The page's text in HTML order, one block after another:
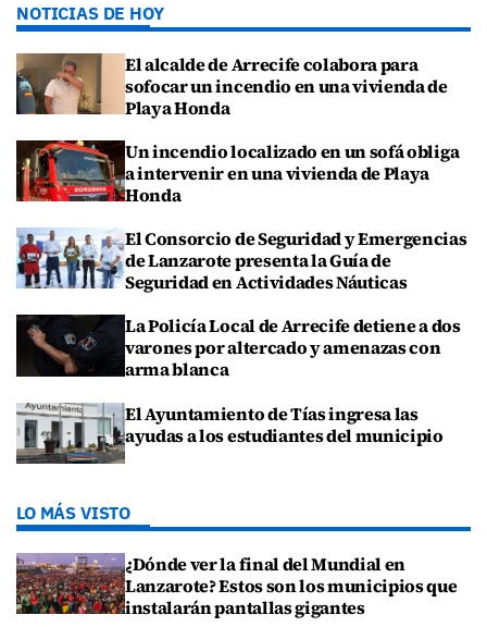
NOTICIAS DE HOY
El alcalde de Arrecife colabora para
sofocar un incendio en una vivienda de
Playa Honda
Un incendio localizado en un sofá obliga
a intervenir en una vivienda de Playa
Honda
El Consorcio de Seguridad y Emergencias
de Lanzarote presenta la Guía de
Seguridad en Actividades Náuticas
La Policía Local de Arrecife detiene a dos
varones por altercado y amenazas con
arma blanca
El Ayuntamiento de Tías ingresa las
ayudas a los estudiantes del municipio
LO MÁS VISTO
¿Dónde ver la final del Mundial en
Lanzarote? Estos son los municipios que
instalarán pantallas gigantes